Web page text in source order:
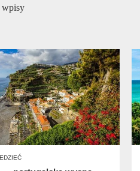
wpisy